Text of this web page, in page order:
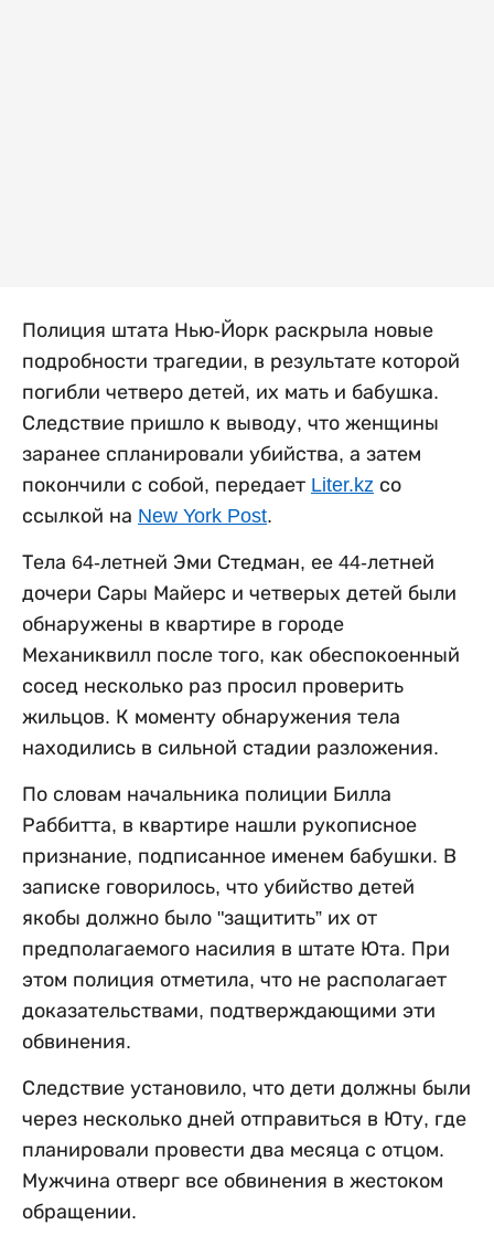
Полиция штата Нью-Йорк раскрыла новые
подробности трагедии, в результате которой
погибли четверо детей, их мать и бабушка.
Следствие пришло к выводу, что женщины
заранее спланировали убийства, а затем
покончили с собой, передает Liter.kz со
ссылкой на New York Post.
Тела 64-летней Эми Стедман, ее 44-летней
дочери Сары Майерс и четверых детей были
обнаружены в квартире в городе
Механиквилл после того, как обеспокоенный
сосед несколько раз просил проверить
жильцов. К моменту обнаружения тела
находились в сильной стадии разложения.
По словам начальника полиции Билла
Раббитта, в квартире нашли рукописное
признание, подписанное именем бабушки. В
записке говорилось, что убийство детей
якобы должно было "защитить” их от
предполагаемого насилия в штате Юта. При
этом полиция отметила, что не располагает
доказательствами, подтверждающими эти
обвинения.
Следствие установило, что дети должны были
через несколько дней отправиться в Юту, где
планировали провести два месяца с отцом.
Мужчина отверг все обвинения в жестоком
обращении.